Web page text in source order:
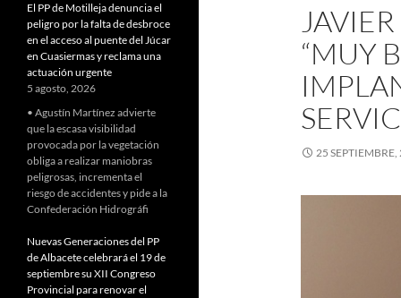
“MUY
25
El PP de Motilleja denuncia el
peligro por la falta de desbroce
en el acceso al puente del Júcar
en Cuasiermas y reclama una
actuación urgente
5 agosto, 2026
• Agustín Martínez advierte
que la escasa visibilidad
provocada por la vegetación
obliga a realizar maniobras
peligrosas, incrementa el
riesgo de accidentes y pide a la
Confederación Hidrográfi
Nuevas Generaciones del PP
de Albacete celebrará el 19 de
septiembre su XII Congreso
Provincial para renovar el